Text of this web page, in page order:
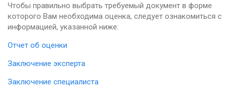
Чтобы правильно выбрать требуемый документ в форме
которого Вам необходима оценка, следует ознакомиться с
информацией, указанной ниже:
Отчет об оценки
Заключение эксперта
Заключение специалиста